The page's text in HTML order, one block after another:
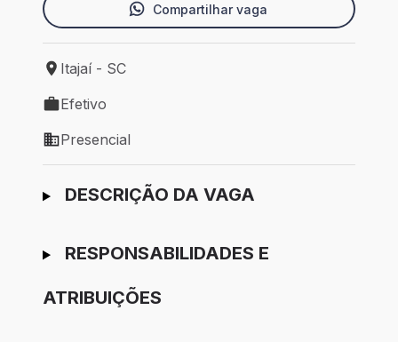
Compartilhar vaga
Local de trabalho: Itajaí - SC
Itajaí - SC
Tipo de vaga: Efetivo
Efetivo
Modelo de trabalho: Presencial
Presencial
Ir para candidatura
DESCRIÇÃO DA VAGA
RESPONSABILIDADES E
ATRIBUIÇÕES